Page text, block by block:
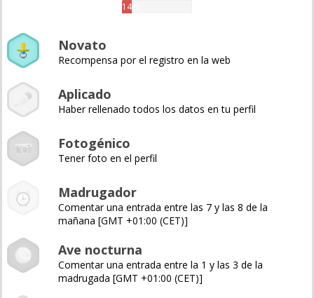
14%
Novato
Recompensa por el registro en la web
Aplicado
Haber rellenado todos los datos en tu perfil
Fotogénico
Tener foto en el perfil
Madrugador
Comentar una entrada entre las 7 y las 8 de la
mañana [GMT +01:00 (CET)]
Ave nocturna
Comentar una entrada entre la 1 y las 3 de la
madrugada [GMT +01:00 (CET)]